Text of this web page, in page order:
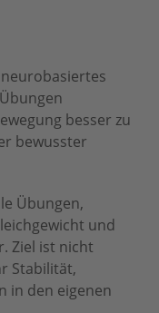
besser zu
bewusster
Übungen,
und
Ziel ist nicht
Stabilität,
in den eigenen